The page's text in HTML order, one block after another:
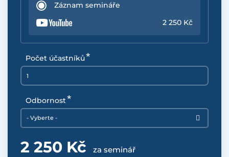
Záznam semináře
2 250 Kč
Počet účastníků
Odbornost
- Vyberte -
2 250 Kč za seminář